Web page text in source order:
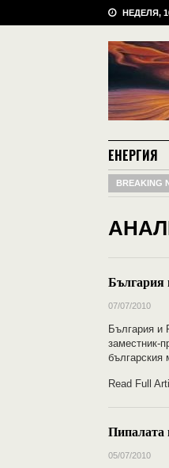
НЕДЕЛЯ,
ЕНЕРГИЯ
BREAKING
България
07/07/2010
България и
заместник-
българския
Read Full
Пипалата
05/07/2010